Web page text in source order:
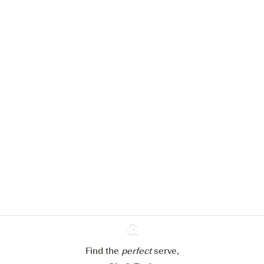
Ginventory
Find the perfectserve,